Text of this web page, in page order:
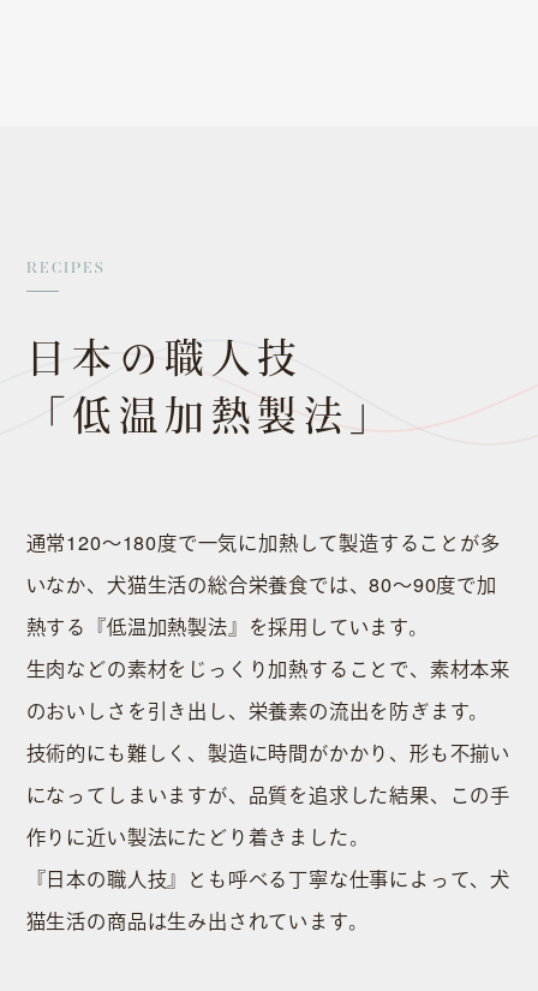
RECIPES
日本の職人技
「低温加熱製法」
通常120〜180度で⼀気に加熱して製造することが多
いなか、⽝猫⽣活の総合栄養食では、80〜90度で加
熱する『低温加熱製法』を採⽤しています。
⽣⾁などの素材をじっくり加熱することで、素材本来
のおいしさを引き出し、栄養素の流出を防ぎます。
技術的にも難しく、製造に時間がかかり、形も不揃い
になってしまいますが、品質を追求した結果、この⼿
作りに近い製法にたどり着きました。
『⽇本の職⼈技』とも呼べる丁寧な仕事によって、犬
猫生活の商品は生み出されています。